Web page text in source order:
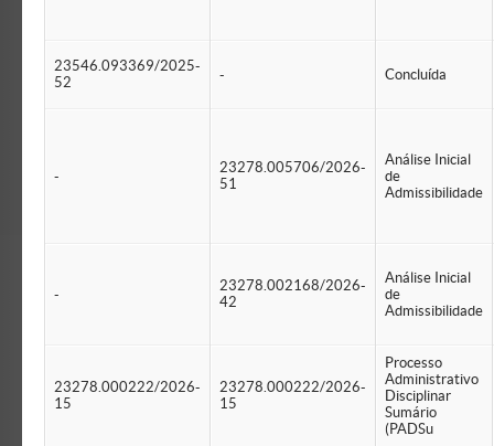
23546.093369/2025-
52
- Concluída
-
23278.005706/2026-
51
Análise Inicial
de
Admissibilidade
-
23278.002168/2026-
42
Análise Inicial
de
Admissibilidade
23278.000222/2026-
15
23278.000222/2026-
15
Processo
Administrativo
Disciplinar
Sumário
(PADSu